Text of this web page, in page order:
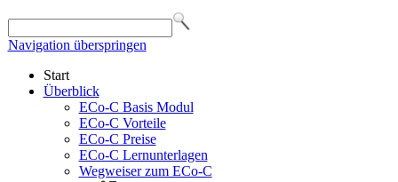
Navigation überspringen
Start
Überblick
ECo-C Basis Modul
ECo-C Vorteile
ECo-C Preise
ECo-C Lernunterlagen
Wegweiser zum ECo-C